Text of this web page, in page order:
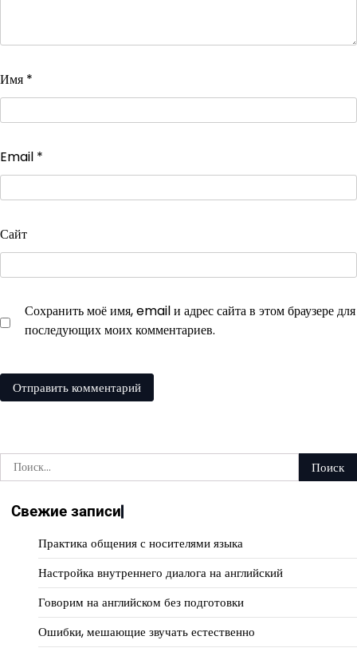
Имя *
Email *
Сайт
Сохранить моё имя, email и адрес сайта в этом браузере для
последующих моих комментариев.
Найти:
Свежие записи
Практика общения с носителями языка
Настройка внутреннего диалога на английский
Говорим на английском без подготовки
Ошибки, мешающие звучать естественно